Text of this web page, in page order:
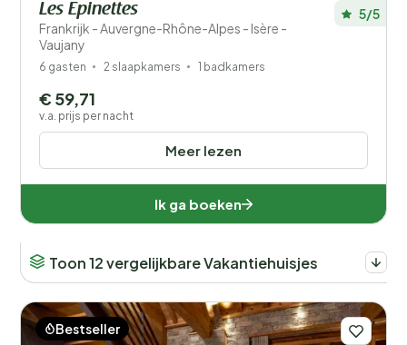
Les Epinettes
Frankrijk - Auvergne-Rhône-Alpes - Isère -
Vaujany
5/5
6 gasten 2 slaapkamers 1 badkamers
Meer lezen
€ 59,71
v.a. prijs per nacht
Ik ga boeken
Toon 12 vergelijkbare Vakantiehuisjes
Bestseller